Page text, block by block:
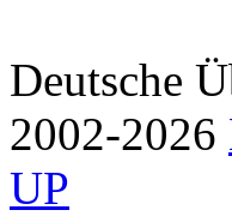
Deutsche
2002-2026
UP